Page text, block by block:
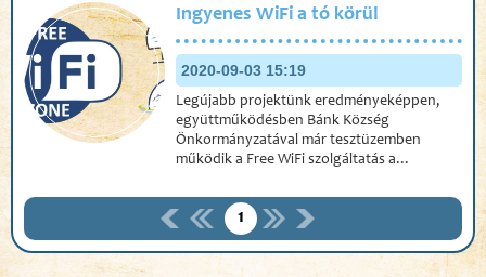
Ingyenes WiFi a tó körül
2020-09-03 15:19
Legújabb projektünk eredményeképpen,
együttműködésben Bánk Község
Önkormányzatával már tesztüzemben
működik a Free WiFi szolgáltatás a...
1